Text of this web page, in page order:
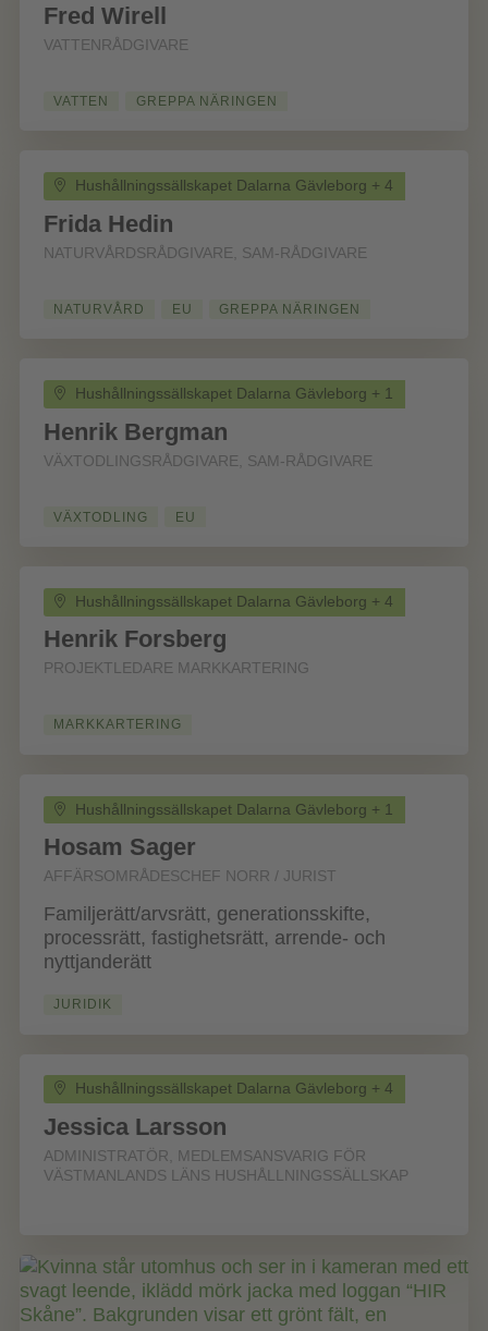
Fred Wirell
VATTENRÅDGIVARE
VATTEN GREPPA NÄRINGEN
Hushållningssällskapet Dalarna Gävleborg + 4
Frida Hedin
NATURVÅRDSRÅDGIVARE, SAM-RÅDGIVARE
NATURVÅRD EU GREPPA NÄRINGEN
Hushållningssällskapet Dalarna Gävleborg + 1
Henrik Bergman
VÄXTODLINGSRÅDGIVARE, SAM-RÅDGIVARE
VÄXTODLING EU
Hushållningssällskapet Dalarna Gävleborg + 4
Henrik Forsberg
PROJEKTLEDARE MARKKARTERING
MARKKARTERING
Hushållningssällskapet Dalarna Gävleborg + 1
Hosam Sager
AFFÄRSOMRÅDESCHEF NORR / JURIST
Familjerätt/arvsrätt, generationsskifte,
processrätt, fastighetsrätt, arrende- och
nyttjanderätt
JURIDIK
Hushållningssällskapet Dalarna Gävleborg + 4
Jessica Larsson
ADMINISTRATÖR, MEDLEMSANSVARIG FÖR
VÄSTMANLANDS LÄNS HUSHÅLLNINGSSÄLLSKAP